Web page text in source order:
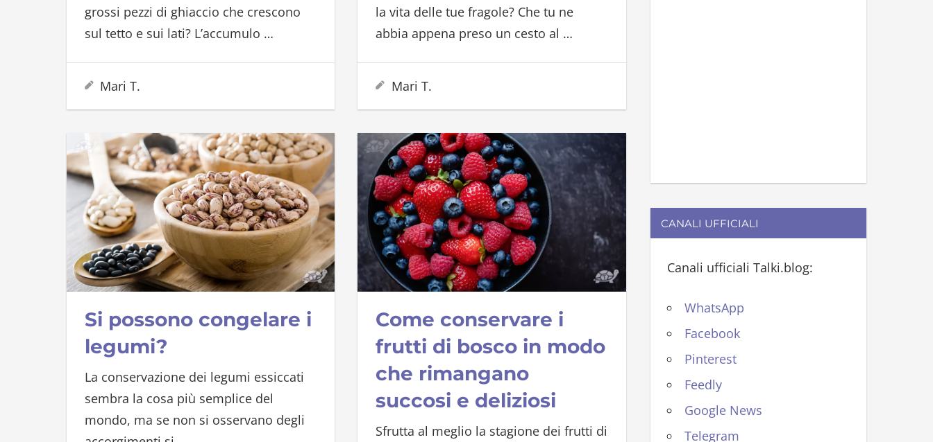
grossi pezzi di ghiaccio che crescono
sul tetto e sui lati? L’accumulo …
7 Febbraio 2023
Mari T.
la vita delle tue fragole? Che tu ne
abbia appena preso un cesto al …
5 Febbraio 2023
Mari T.
Si possono congelare i
legumi?
La conservazione dei legumi essiccati
sembra la cosa più semplice del
mondo, ma se non si osservano degli
Come conservare i
frutti di bosco in modo
che rimangano
succosi e deliziosi
Sfrutta al meglio la stagione dei frutti di
CANALI UFFICIALI
Canali ufficiali Talki.blog:
WhatsApp
Facebook
Pinterest
Feedly
Google News
Telegram